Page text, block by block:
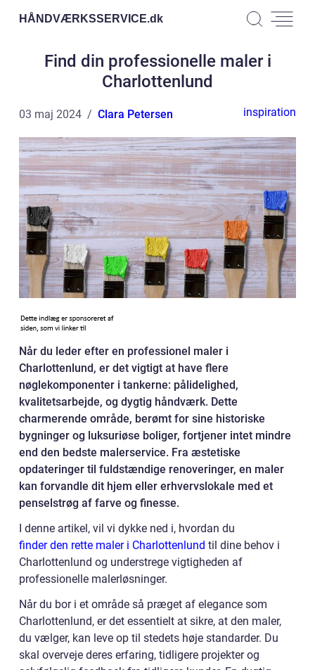
HÅNDVÆRKSSERVICE.dk
Find din professionelle maler i
Charlottenlund
03 maj 2024 Clara Petersen inspiration
Når du leder efter en professionel maler i
Charlottenlund, er det vigtigt at have flere
nøglekomponenter i tankerne: pålidelighed,
kvalitetsarbejde, og dygtig håndværk. Dette
charmerende område, berømt for sine historiske
bygninger og luksuriøse boliger, fortjener intet mindre
end den bedste malerservice. Fra æstetiske
opdateringer til fuldstændige renoveringer, en maler
kan forvandle dit hjem eller erhvervslokale med et
penselstrøg af farve og finesse.
I denne artikel, vil vi dykke ned i, hvordan du
finder den rette maler i Charlottenlund til dine behov i
Charlottenlund og understrege vigtigheden af
professionelle malerløsninger.
Når du bor i et område så præget af elegance som
Charlottenlund, er det essentielt at sikre, at den maler,
du vælger, kan leve op til stedets høje standarder. Du
skal overveje deres erfaring, tidligere projekter og